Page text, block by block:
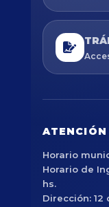
Horario
Horario de
hs.
Dirección: 12